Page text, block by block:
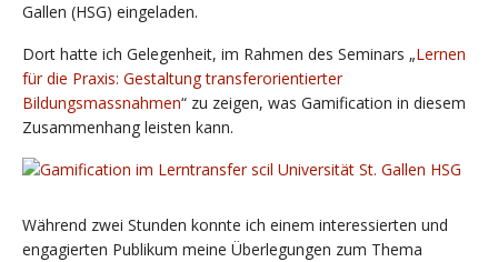
Gallen (HSG) eingeladen.
Dort hatte ich Gelegenheit, im Rahmen des Seminars „Lernen
für die Praxis: Gestaltung transferorientierter
Bildungsmassnahmen“ zu zeigen, was Gamification in diesem
Zusammenhang leisten kann.
Während zwei Stunden konnte ich einem interessierten und
engagierten Publikum meine Überlegungen zum Thema